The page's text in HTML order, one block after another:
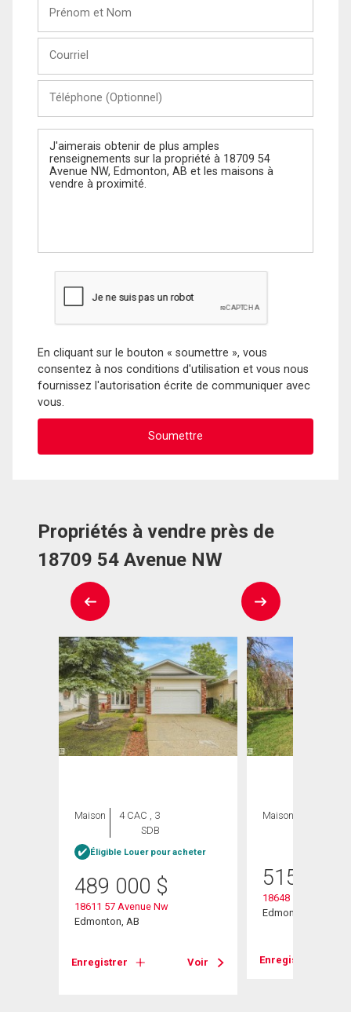
Nom
(Optionnel)
Message
En cliquant sur le bouton « soumettre », vous
consentez à nos conditions d'utilisation et vous nous
fournissez l'autorisation écrite de communiquer avec
vous.
Propriétés à vendre près de
18709 54 Avenue NW
Maison
4 CAC , 3
SDB
Éligible Louer pour acheter
489 000 $
18611 57 Avenue Nw
Edmonton, AB
Enregistrer Voir
Maison
515 000
18648 57 Avenue
Edmonton, AB
Enregistrer